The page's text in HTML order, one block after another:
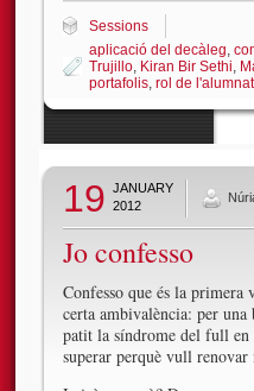
Sessions
aplicació del decàleg,
Trujillo, Kiran Bir Sethi,
portafolis, rol de l'alumnat
19 JANUARY
2012
Jo confesso
Confesso que és la primera
certa ambivalència: per
patit la síndrome del full en
superar perquè vull